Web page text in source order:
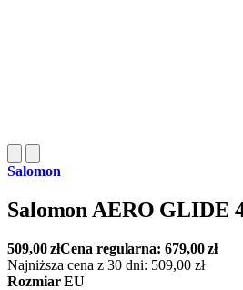
Salomon
Salomon AERO GLIDE
509,00złCena regularna:679,00zł
Najniższa cena z 30 dni: 509,00 zł
Rozmiar EU